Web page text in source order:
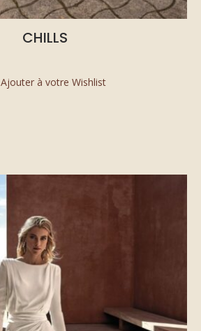
CHILLS
Ajouter à votre Wishlist